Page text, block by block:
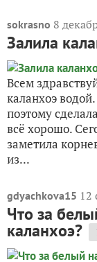
sokrasno 8
Залила
Всем
каланхоэ
поэтому
всё хорошо.
заметила
из...
gdyachkova15 12
Что за
каланхоэ?